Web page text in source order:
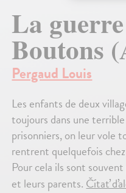
La
Boutons
Pergaud Louis
Les enfants de deux
toujours dans une
prisonniers, on leur vole
rentrent quelquefois
Pour cela ils sont
et leurs parents. Čítať